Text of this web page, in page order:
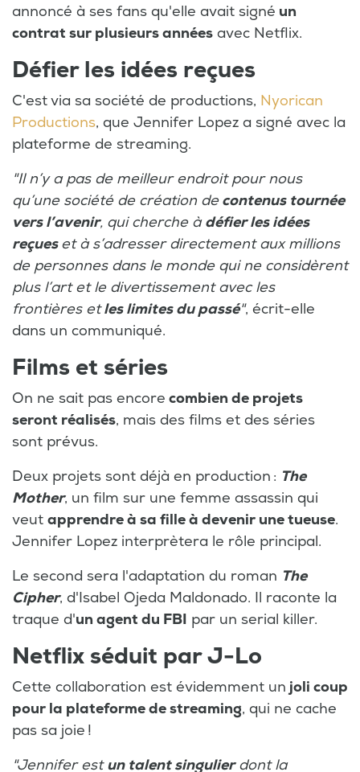
annoncé à ses fans qu'elle avait signé un
contrat sur plusieurs années avec Netflix.
Défier les idées reçues
C'est via sa société de productions, Nyorican
Productions, que Jennifer Lopez a signé avec la
plateforme de streaming.
"Il n’y a pas de meilleur endroit pour nous
qu’une société de création decontenus tournée
vers l’avenir, qui cherche àdéfier les idées
reçueset à s’adresser directement aux millions
de personnes dans le monde qui ne considèrent
plus l’art et le divertissement avec les
frontières etles limites du passé", écrit-elle
dans un communiqué.
Films et séries
On ne sait pas encore combien de projets
seront réalisés, mais des films et des séries
sont prévus.
Deux projets sont déjà en production : The
Mother, un film sur une femme assassin qui
veut apprendre à sa fille à devenir une tueuse.
Jennifer Lopez interprètera le rôle principal.
Le second sera l'adaptation du roman The
Cipher, d'Isabel Ojeda Maldonado. Il raconte la
traque d'un agent du FBI par un serial killer.
Netflix séduit par J-Lo
Cette collaboration est évidemment un joli coup
pour la plateforme de streaming, qui ne cache
pas sa joie !
"Jennifer estun talent singulierdont la